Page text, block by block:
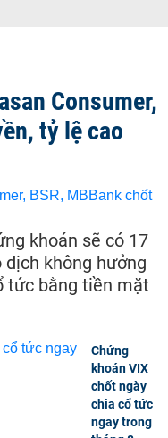
Consumer,
tỷ lệ cao
khoán sẽ có 17
không hưởng
tức bằng tiền mặt
Chứng
khoán VIX
chốt ngày
chia cổ tức
ngay trong